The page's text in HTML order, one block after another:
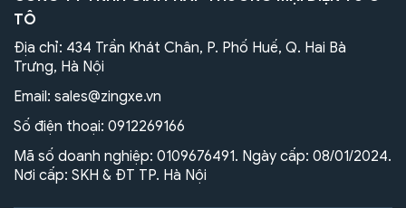
TÔ
Địa chỉ: 434 Trần Khát Chân, P. Phố Huế, Q. Hai Bà
Trưng, Hà Nội
Email: sales@zingxe.vn
Số điện thoại: 0912269166
Mã số doanh nghiệp: 0109676491. Ngày cấp: 08/01/2024.
Nơi cấp: SKH & ĐT TP. Hà Nội